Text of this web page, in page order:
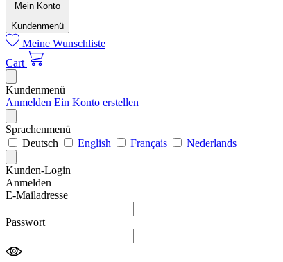
Mein Konto
Kundenmenü
Meine Wunschliste
Cart
Kundenmenü
Anmelden Ein Konto erstellen
Sprachenmenü
Deutsch
English Français Nederlands
Kunden-Login
Anmelden
E-Mailadresse
Passwort